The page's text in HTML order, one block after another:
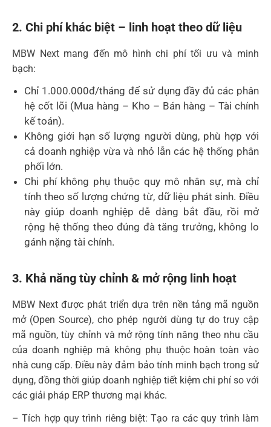
2. Chi phí khác biệt – linh hoạt theo dữ liệu
MBW Next mang đến mô hình chi phí tối ưu và minh
bạch:
Chỉ 1.000.000đ/tháng để sử dụng đầy đủ các phân
hệ cốt lõi (Mua hàng – Kho – Bán hàng – Tài chính
kế toán).
Không giới hạn số lượng người dùng, phù hợp với
cả doanh nghiệp vừa và nhỏ lẫn các hệ thống phân
phối lớn.
Chi phí không phụ thuộc quy mô nhân sự, mà chỉ
tính theo số lượng chứng từ, dữ liệu phát sinh. Điều
này giúp doanh nghiệp dễ dàng bắt đầu, rồi mở
rộng hệ thống theo đúng đà tăng trưởng, không lo
gánh nặng tài chính.
3. Khả năng tùy chỉnh & mở rộng linh hoạt
MBW Next được phát triển dựa trên nền tảng mã nguồn
mở (Open Source), cho phép người dùng tự do truy cập
mã nguồn, tùy chỉnh và mở rộng tính năng theo nhu cầu
của doanh nghiệp mà không phụ thuộc hoàn toàn vào
nhà cung cấp. Điều này đảm bảo tính minh bạch trong sử
dụng, đồng thời giúp doanh nghiệp tiết kiệm chi phí so với
các giải pháp ERP thương mại khác.
– Tích hợp quy trình riêng biệt: Tạo ra các quy trình làm